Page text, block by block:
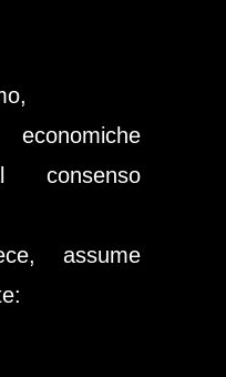
consenso
assume